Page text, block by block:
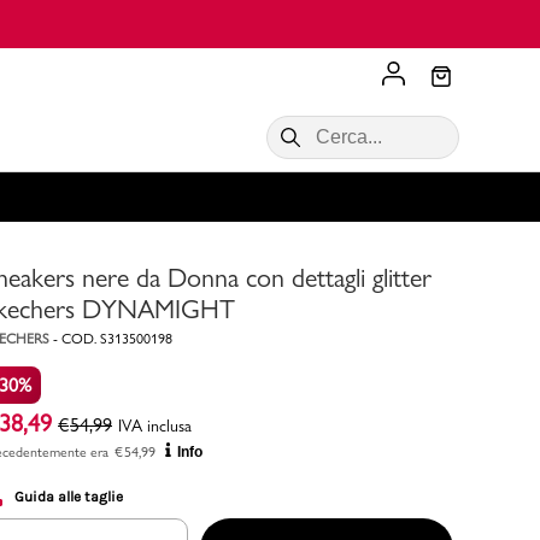
Acquista ora
VALIGIE CIAK
Scopri di più
Consigli
nere da Donna con dettagli glitter
DYNAMIGHT
- COD. S313500198
38,49 €54,99 IVA inclusa
era €54,99 Info
Guida alle taglie